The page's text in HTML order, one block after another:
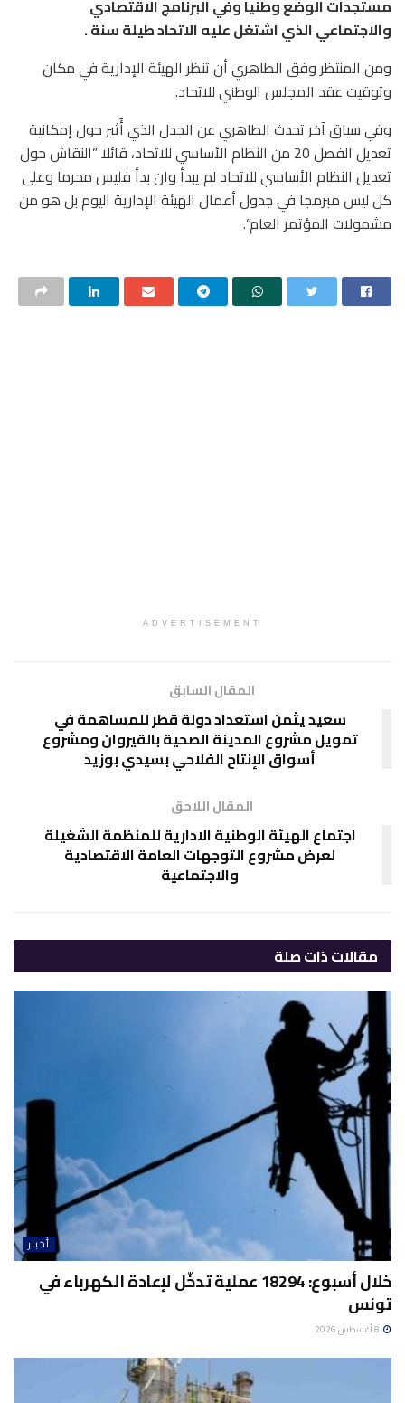
مستجدات الوضع وطنيا وفي البرنامج الاقتصادي
والاجتماعي الذي اشتغل عليه الاتحاد طيلة سنة .
ومن المنتظر وفق الطاهري أن تنظر الهيئة الإدارية في مكان
وتوقيت عقد المجلس الوطني للاتحاد.
وفي سياق آخر تحدث الطاهري عن الجدل الذي أُثير حول إمكانية
تعديل الفصل 20 من النظام الأساسي للاتحاد، قائلا ”النقاش حول
تعديل النظام الأساسي للاتحاد لم يبدأ وان بدأ فليس محرما وعلى
كل ليس مبرمجا في جدول أعمال الهيئة الإدارية اليوم بل هو من
مشمولات المؤتمر العام”.
ADVERTISEMENT
المقال السابق
سعيد يثمن استعداد دولة قطر للمساهمة في
تمويل مشروع المدينة الصحية بالقيروان ومشروع
أسواق الإنتاح الفلاحي بسيدي بوزيد
المقال اللاحق
اجتماع الهيئة الوطنية الادارية للمنظمة الشغيلة
لعرض مشروع التوجهات العامة الاقتصادية
والاجتماعية
مقالاتذات صلة
أخبار
خلال أسبوع: 18294 عملية تدخّل لإعادة الكهرباء في
تونس